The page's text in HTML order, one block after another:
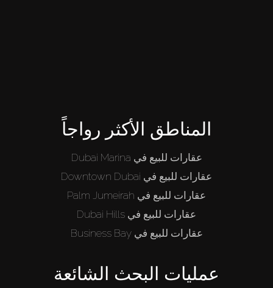
المناطق الأكثر رواجاً
عقارات للبيع في Dubai Marina
عقارات للبيع في Downtown Dubai
عقارات للبيع في Palm Jumeirah
عقارات للبيع في Dubai Hills
عقارات للبيع في Business Bay
عمليات البحث الشائعة